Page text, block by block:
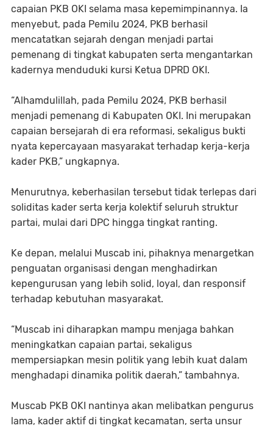
capaian PKB OKI selama masa kepemimpinannya. Ia
menyebut, pada Pemilu 2024, PKB berhasil
mencatatkan sejarah dengan menjadi partai
pemenang di tingkat kabupaten serta mengantarkan
kadernya menduduki kursi Ketua DPRD OKI.
“Alhamdulillah, pada Pemilu 2024, PKB berhasil
menjadi pemenang di Kabupaten OKI. Ini merupakan
capaian bersejarah di era reformasi, sekaligus bukti
nyata kepercayaan masyarakat terhadap kerja-kerja
kader PKB,” ungkapnya.
Menurutnya, keberhasilan tersebut tidak terlepas dari
soliditas kader serta kerja kolektif seluruh struktur
partai, mulai dari DPC hingga tingkat ranting.
Ke depan, melalui Muscab ini, pihaknya menargetkan
penguatan organisasi dengan menghadirkan
kepengurusan yang lebih solid, loyal, dan responsif
terhadap kebutuhan masyarakat.
“Muscab ini diharapkan mampu menjaga bahkan
meningkatkan capaian partai, sekaligus
mempersiapkan mesin politik yang lebih kuat dalam
menghadapi dinamika politik daerah,” tambahnya.
Muscab PKB OKI nantinya akan melibatkan pengurus
lama, kader aktif di tingkat kecamatan, serta unsur